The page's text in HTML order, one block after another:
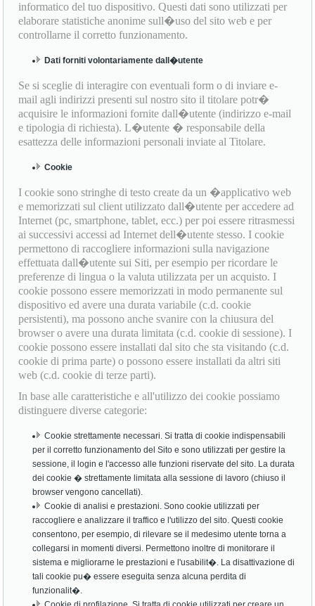
informatico del tuo dispositivo. Questi dati sono utilizzati per
elaborare statistiche anonime sull�uso del sito web e per
controllarne il corretto funzionamento.
Dati forniti volontariamente dall�utente
Se si sceglie di interagire con eventuali form o di inviare e-
mail agli indirizzi presenti sul nostro sito il titolare potr�
acquisire le informazioni fornite dall�utente (indirizzo e-mail
e tipologia di richiesta). L�utente � responsabile della
esattezza delle informazioni personali inviate al Titolare.
Cookie
I cookie sono stringhe di testo create da un �applicativo web
e memorizzati sul client utilizzato dall�utente per accedere ad
Internet (pc, smartphone, tablet, ecc.) per poi essere ritrasmessi
ai successivi accessi ad Internet dell�utente stesso. I cookie
permettono di raccogliere informazioni sulla navigazione
effettuata dall�utente sui Siti, per esempio per ricordare le
preferenze di lingua o la valuta utilizzata per un acquisto. I
cookie possono essere memorizzati in modo permanente sul
dispositivo ed avere una durata variabile (c.d. cookie
persistenti), ma possono anche svanire con la chiusura del
browser o avere una durata limitata (c.d. cookie di sessione). I
cookie possono essere installati dal sito che sta visitando (c.d.
cookie di prima parte) o possono essere installati da altri siti
web (c.d. cookie di terze parti).
In base alle caratteristiche e all'utilizzo dei cookie possiamo
distinguere diverse categorie:
Cookie strettamente necessari. Si tratta di cookie indispensabili
per il corretto funzionamento del Sito e sono utilizzati per gestire la
sessione, il login e l'accesso alle funzioni riservate del sito. La durata
dei cookie � strettamente limitata alla sessione di lavoro (chiuso il
browser vengono cancellati).
Cookie di analisi e prestazioni. Sono cookie utilizzati per
raccogliere e analizzare il traffico e l'utilizzo del sito. Questi cookie
consentono, per esempio, di rilevare se il medesimo utente torna a
collegarsi in momenti diversi. Permettono inoltre di monitorare il
sistema e migliorarne le prestazioni e l'usabilit�. La disattivazione di
tali cookie pu� essere eseguita senza alcuna perdita di
funzionalit�.